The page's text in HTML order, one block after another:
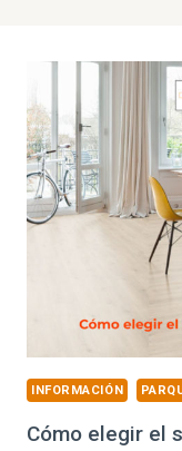
INFORMACIÓN
Cómo elegir el